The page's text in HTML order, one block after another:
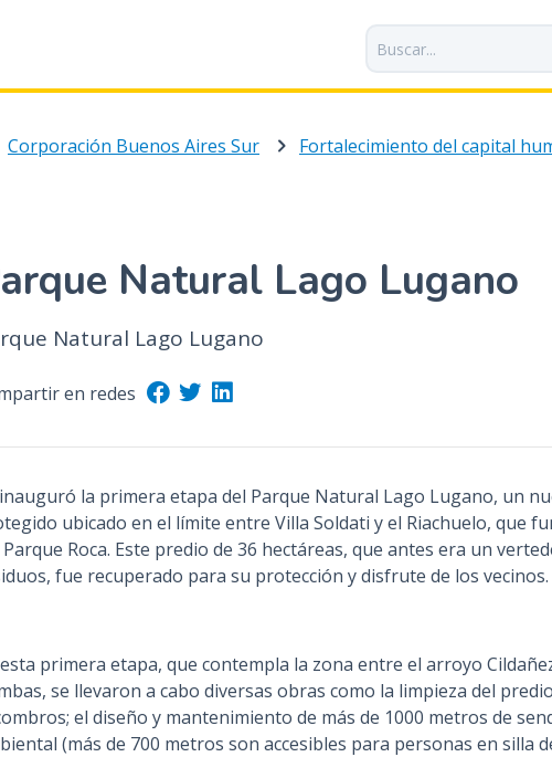
a
a
t
n
d
o
i
n
c
i
Corporación Buenos Aires Sur
Natural Lago Lugano
Natural Lago Lugano
en redes
la primera etapa del Parque Natural Lago Lugano, un
ubicado en el límite entre Villa Soldati y el Riachuelo, que
Roca. Este predio de 36 hectáreas, que antes era un
fue recuperado para su protección y disfrute de los vecinos.
primera etapa, que contempla la zona entre el arroyo
se llevaron a cabo diversas obras como la limpieza del
el diseño y mantenimiento de más de 1000 metros de
(más de 700 metros son accesibles para personas en silla